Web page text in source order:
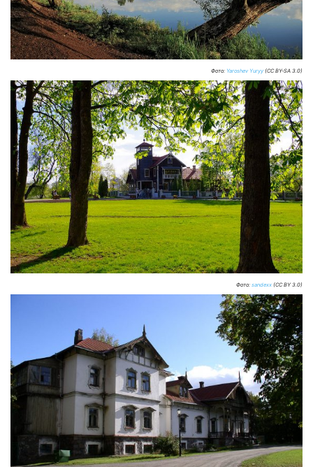
Фото: Yaroshev Yuryy (CC BY-SA 3.0)
Фото: sandexx (CC BY 3.0)